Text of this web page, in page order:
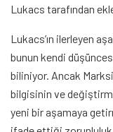
Lukacs tarafından
Lukacs’ın ilerleyen
bunun kendi
biliniyor. Ancak
bilgisinin ve
yeni bir aşamaya